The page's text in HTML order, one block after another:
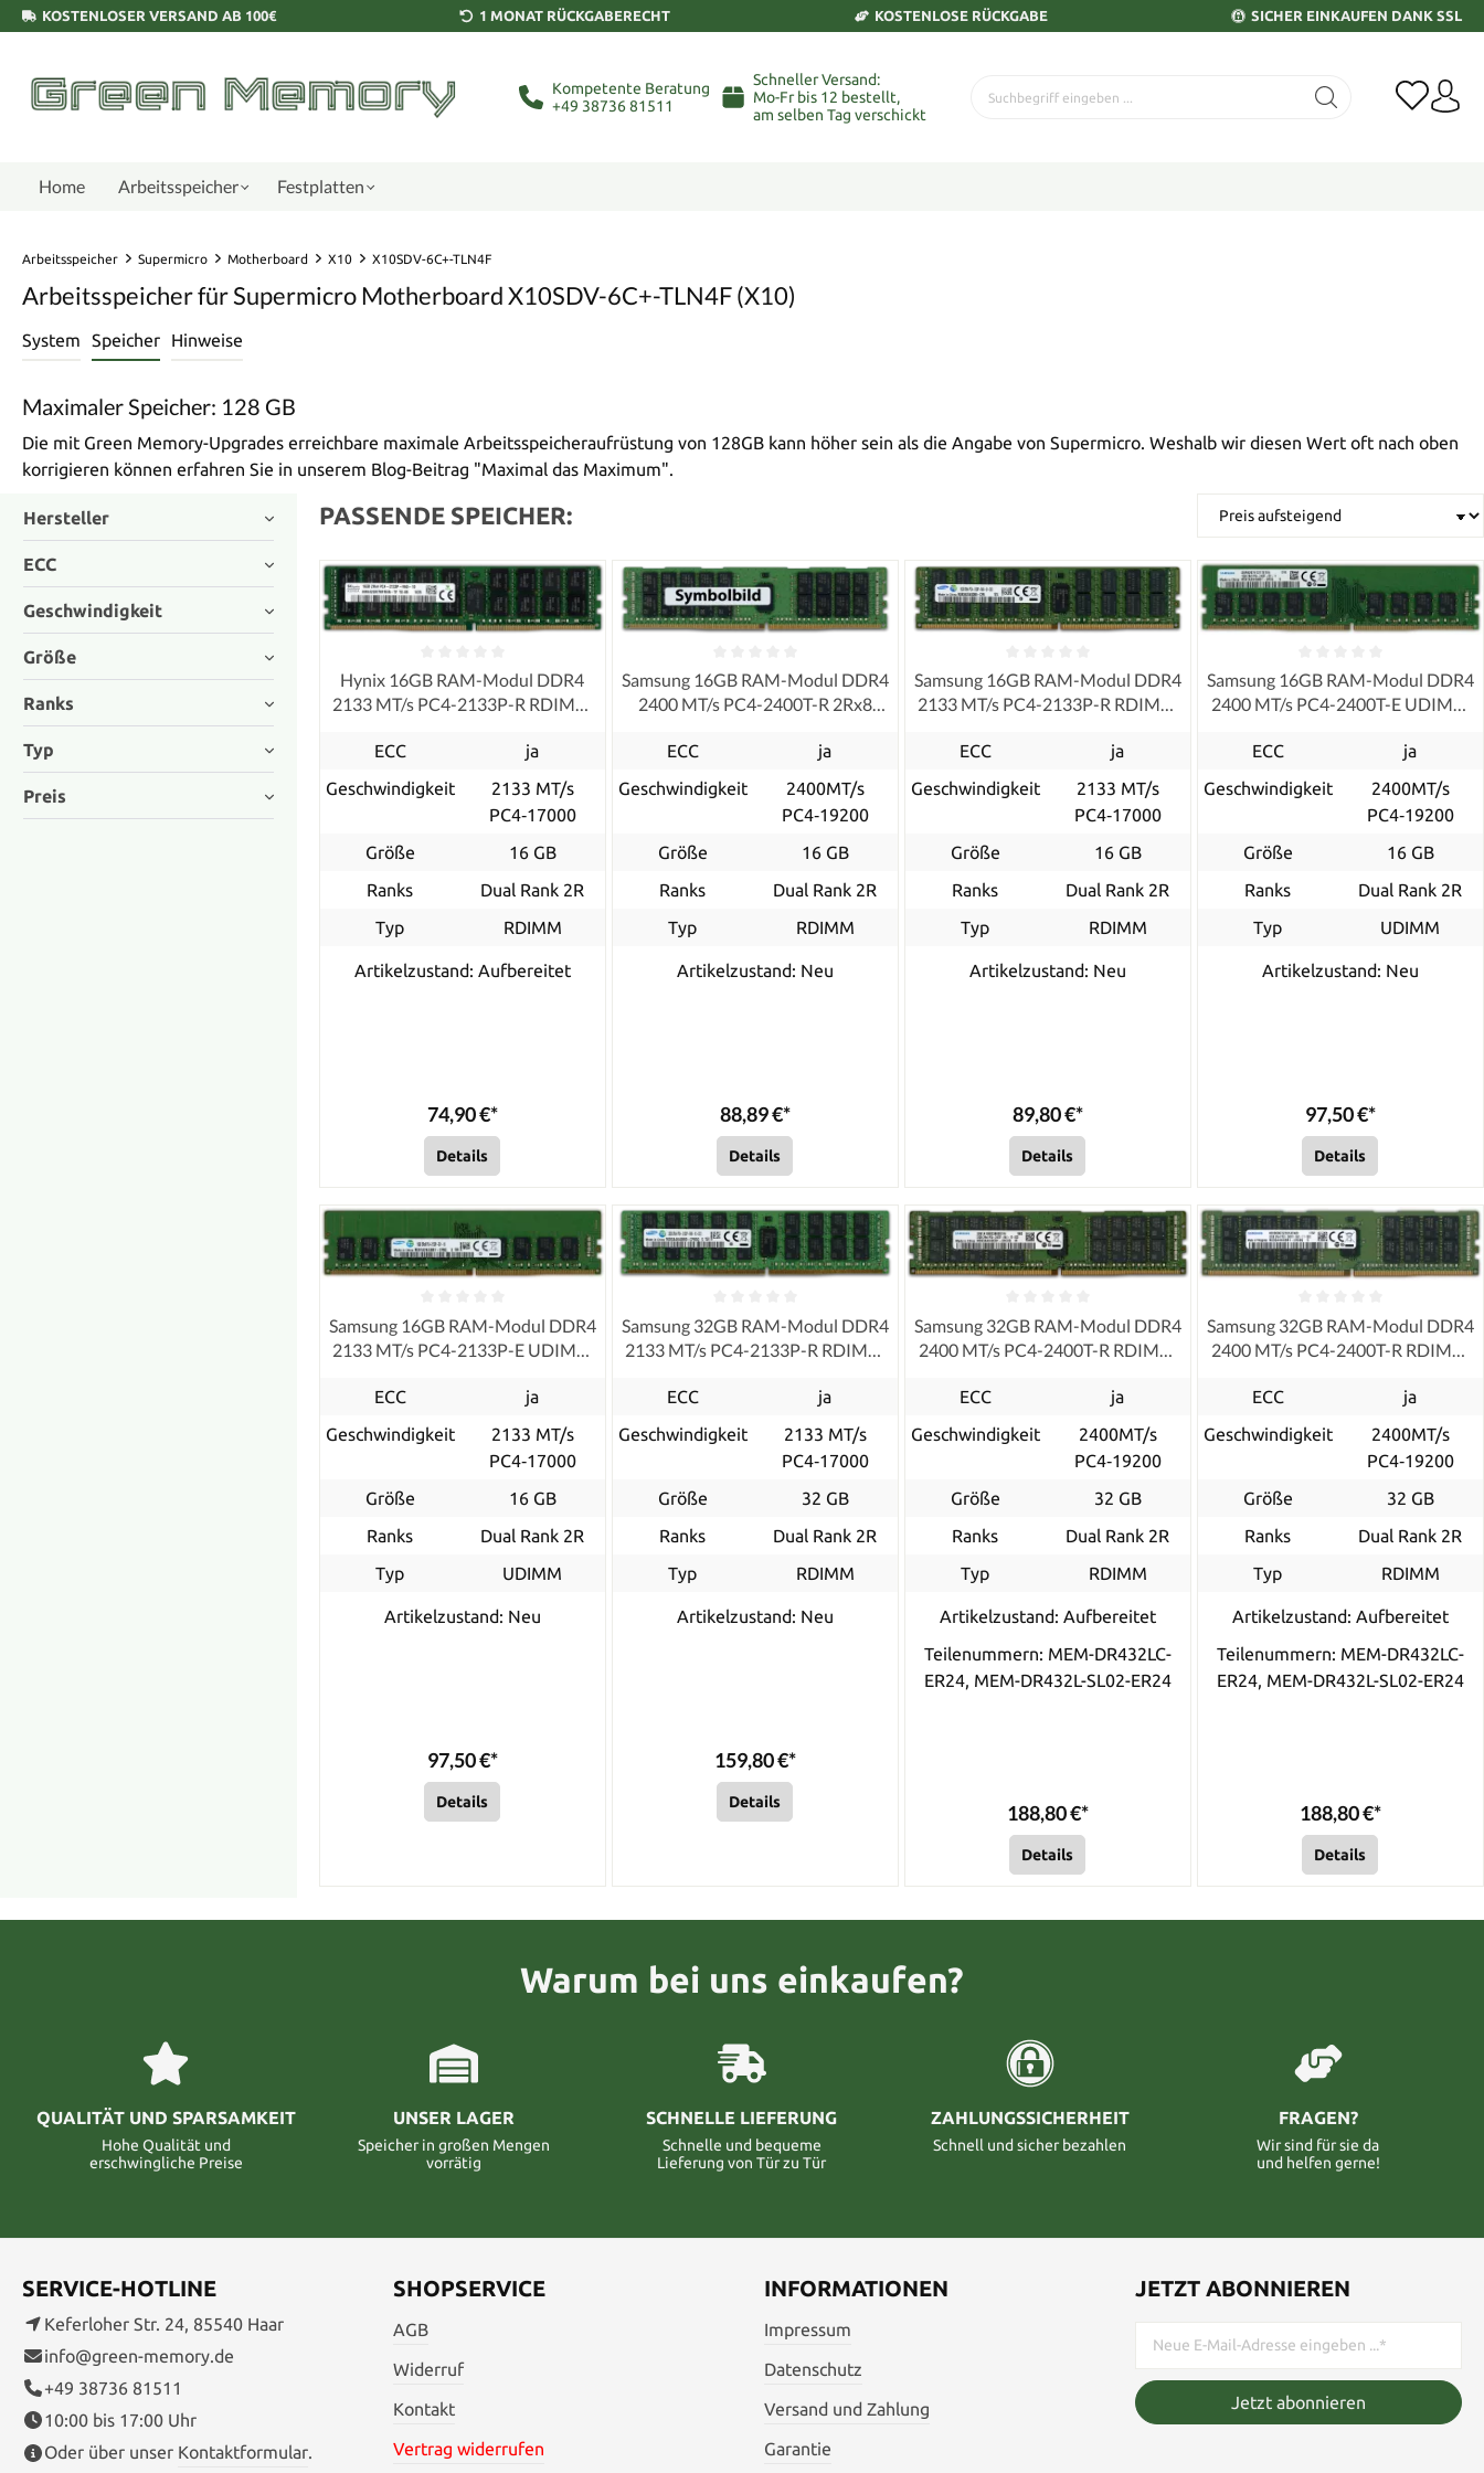
KOSTENLOSER VERSAND AB 100€ 1 MONAT RÜCKGABERECHT KOSTENLOSE RÜCKGABE SICHER EINKAUFEN DANK SSL
Kompetente Beratung
+49 38736 81511
Schneller Versand:
Mo-Fr bis 12 bestellt,
am selben Tag verschickt
Home Arbeitsspeicher Festplatten
Arbeitsspeicher Supermicro Motherboard X10 X10SDV-6C+-TLN4F
Arbeitsspeicher für Supermicro Motherboard X10SDV-6C+-TLN4F (X10)
System Speicher Hinweise
Maximaler Speicher: 128 GB
Die mit Green Memory-Upgrades erreichbare maximale Arbeitsspeicheraufrüstung von 128GB kann höher sein als die Angabe von Supermicro. Weshalb wir diesen Wert oft nach oben
korrigieren können erfahren Sie in unserem Blog-Beitrag "Maximal das Maximum".
Hersteller
ECC
Geschwindigkeit
Größe
Ranks
Typ
Preis
PASSENDE SPEICHER:
Hynix 16GB RAM-Modul DDR4
2133 MT/s PC4-2133P-R RDIMM
ECC
ja
Geschwindigkeit
2133 MT/s
PC4‑17000
Größe
16 GB
Ranks
Dual Rank 2R
Typ
RDIMM
Artikelzustand: Aufbereitet
74,90 €*
Details
Samsung 16GB RAM-Modul DDR4
2400 MT/s PC4-2400T-R 2Rx8
ECC
ja
Geschwindigkeit
2400MT/s
PC4‑19200
Größe
16 GB
Ranks
Dual Rank 2R
Typ
RDIMM
Artikelzustand: Neu
88,89 €*
Details
Samsung 16GB RAM-Modul DDR4
2133 MT/s PC4-2133P-R RDIMM
ECC
ja
Geschwindigkeit
2133 MT/s
PC4‑17000
Größe
16 GB
Ranks
Dual Rank 2R
Typ
RDIMM
Artikelzustand: Neu
89,80 €*
Details
Samsung 16GB RAM-Modul DDR4
2400 MT/s PC4-2400T-E UDIMM
ECC
ja
Geschwindigkeit
2400MT/s
PC4‑19200
Größe
16 GB
Ranks
Dual Rank 2R
Typ
UDIMM
Artikelzustand: Neu
97,50 €*
Details
Samsung 16GB RAM-Modul DDR4
2133 MT/s PC4-2133P-E UDIMM
ECC
ja
Geschwindigkeit
2133 MT/s
PC4‑17000
Größe
16 GB
Ranks
Dual Rank 2R
Typ
UDIMM
Artikelzustand: Neu
97,50 €*
Details
Samsung 32GB RAM-Modul DDR4
2133 MT/s PC4-2133P-R RDIMM
ECC
ja
Geschwindigkeit
2133 MT/s
PC4‑17000
Größe
32 GB
Ranks
Dual Rank 2R
Typ
RDIMM
Artikelzustand: Neu
159,80 €*
Details
Samsung 32GB RAM-Modul DDR4
2400 MT/s PC4-2400T-R RDIMM
ECC
ja
Geschwindigkeit
2400MT/s
PC4‑19200
Größe
32 GB
Ranks
Dual Rank 2R
Typ
RDIMM
Artikelzustand: Aufbereitet
Teilenummern: MEM-DR432LC-
ER24, MEM-DR432L-SL02-ER24
188,80 €*
Details
Samsung 32GB RAM-Modul DDR4
2400 MT/s PC4-2400T-R RDIMM
ECC
ja
Geschwindigkeit
2400MT/s
PC4‑19200
Größe
32 GB
Ranks
Dual Rank 2R
Typ
RDIMM
Artikelzustand: Aufbereitet
Teilenummern: MEM-DR432LC-
ER24, MEM-DR432L-SL02-ER24
188,80 €*
Details
Warum bei uns einkaufen?
QUALITÄT UND SPARSAMKEIT
Hohe Qualität und
erschwingliche Preise
UNSER LAGER
Speicher in großen Mengen
vorrätig
SCHNELLE LIEFERUNG
Schnelle und bequeme
Lieferung von Tür zu Tür
ZAHLUNGSSICHERHEIT
Schnell und sicher bezahlen
FRAGEN?
Wir sind für sie da
und helfen gerne!
SERVICE-HOTLINE
Keferloher Str. 24, 85540 Haar
info@green-memory.de
+49 38736 81511
10:00 bis 17:00 Uhr
Oder über unser Kontaktformular.
SHOPSERVICE
AGB
Widerruf
Kontakt
Vertrag widerrufen
INFORMATIONEN
Impressum
Datenschutz
Versand und Zahlung
Garantie
JETZT ABONNIEREN
Jetzt abonnieren